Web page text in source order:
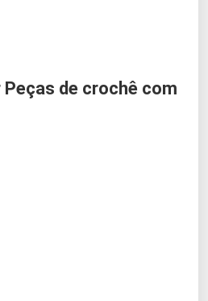
Peças de crochê com